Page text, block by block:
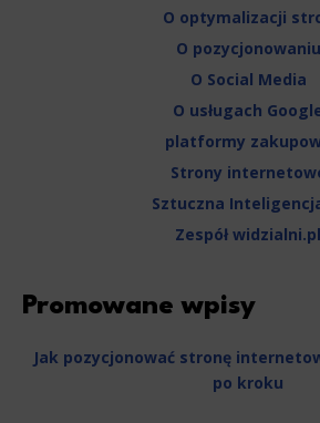
O optymalizacji
O pozycjonowaniu
O Social Media
O usługach
platformy
Strony
Sztuczna
Zespół widzialni.pl
Promowane wpisy
Jak pozycjonować stronę
po kroku